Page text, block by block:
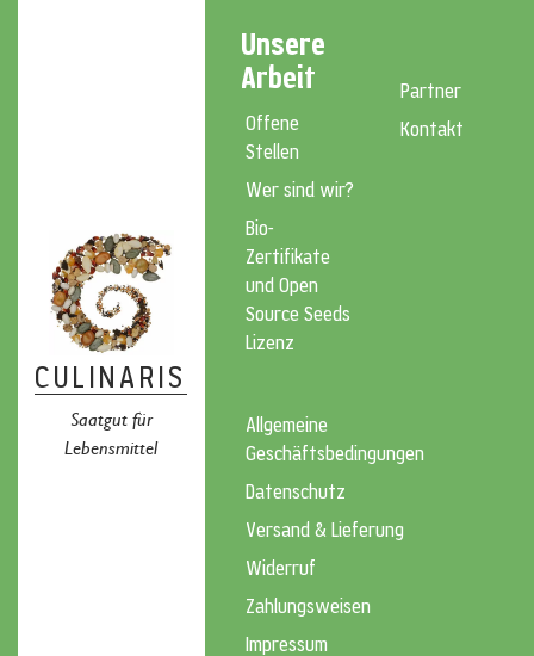
CULINARIS
Saatgut für
Lebensmittel
Unsere
Arbeit
Offene
Stellen
Wer sind wir?
Bio-
Zertifikate
und Open
Source Seeds
Lizenz
Partner
Kontakt
Allgemeine
Geschäftsbedingungen
Datenschutz
Versand & Lieferung
Widerruf
Zahlungsweisen
Impressum